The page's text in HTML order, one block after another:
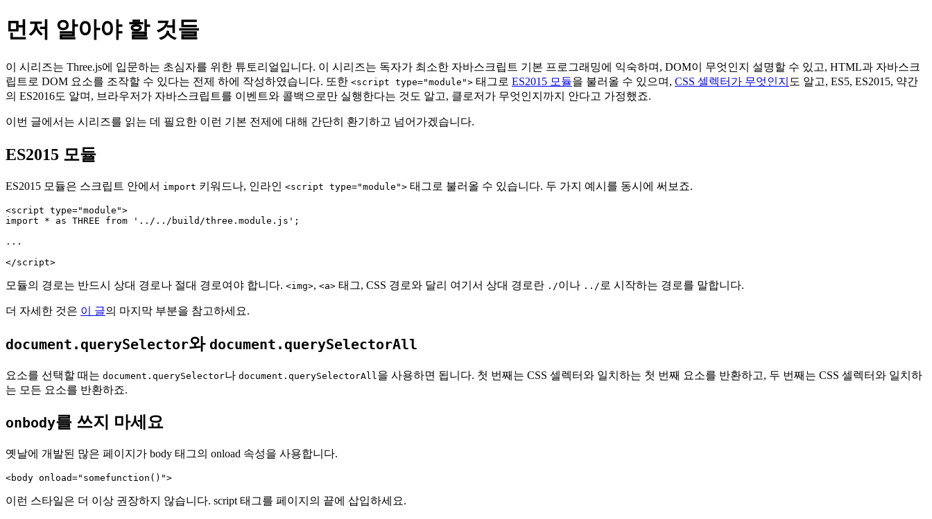
먼저 알아야 할 것들
이 시리즈는 Three.js에 입문하는 초심자를 위한 튜토리얼입니다. 이 시리즈는 독자가 최소한 자바스크립트 기본 프로그래밍에 익숙하며, DOM이 무엇인지 설명할 수 있고, HTML과 자바스크
립트로 DOM 요소를 조작할 수 있다는 전제 하에 작성하였습니다. 또한 <script type="module"> 태그로 ES2015 모듈을 불러올 수 있으며, CSS 셀렉터가 무엇인지 도 알고, ES5, ES2015, 약간
의 ES2016도 알며, 브라우저가 자바스크립트를 이벤트와 콜백으로만 실행한다는 것도 알고, 클로저가 무엇인지까지 안다고 가정했죠.
이번 글에서는 시리즈를 읽는 데 필요한 이런 기본 전제에 대해 간단히 환기하고 넘어가겠습니다.
ES2015 모듈
ES2015 모듈은 스크립트 안에서 import 키워드나, 인라인 <script type="module"> 태그로 불러올 수 있습니다. 두 가지 예시를 동시에 써보죠.
<script type="module">
import * as THREE from '../../build/three.module.js';
...
모듈의 경로는 반드시 상대 경로나 절대 경로여야 합니다. <img>, <a> 태그, CSS 경로와 달리 여기서 상대 경로란 ./이나 ../ 로 시작하는 경로를 말합니다.
더 자세한 것은 이 글의 마지막 부분을 참고하세요.
document.querySelector와 document.querySelectorAll
요소를 선택할 때는 document.querySelector나 document.querySelectorAll 을 사용하면 됩니다. 첫 번째는 CSS 셀렉터와 일치하는 첫 번째 요소를 반환하고, 두 번째는 CSS 셀렉터와 일치하
는 모든 요소를 반환하죠.
onbody를 쓰지 마세요
옛날에 개발된 많은 페이지가 body 태그의 onload 속성을 사용합니다.
이런 스타일은 더 이상 권장하지 않습니다. script 태그를 페이지의 끝에 삽입하세요.